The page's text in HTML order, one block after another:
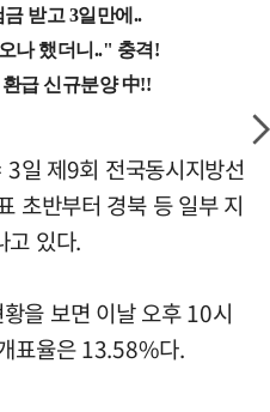
일 제9회 전국동시지방선
초반부터 경북 등 일부 지
고 있다.
을 보면 이날 오후 10시
표율은 13.58%다.